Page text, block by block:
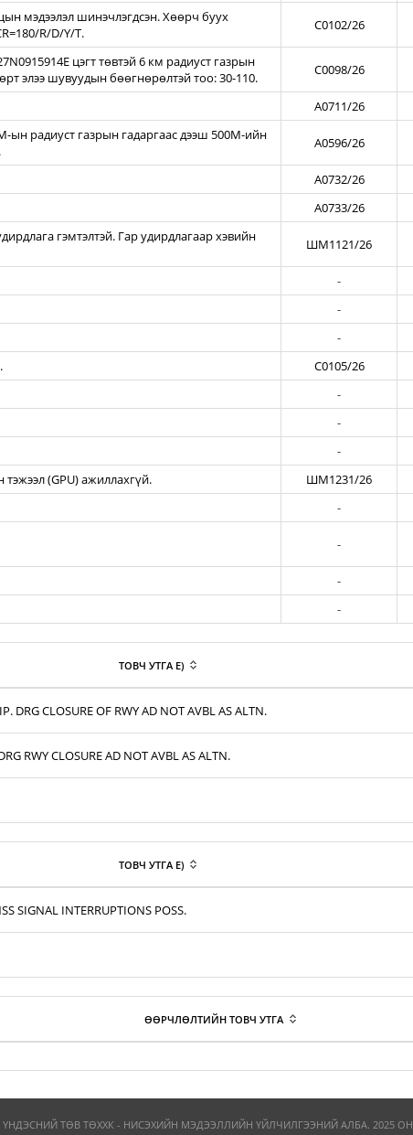
мэдээлэл шинэчлэгдсэн. Хөөрч буух
R/D/Y/T.
C0102/26
цэгт төвтэй 6 км радиуст газрын
элээ шувуудын бөөгнөрөлтэй тоо: 30-110.
C0098/26
A0711/26
ын радиуст газрын гадаргаас дээш 500М-ийн
A0596/26
A0732/26
A0733/26
гэмтэлтэй. Гар удирдлагаар хэвийн
ШМ1121/26
-
-
-
C0105/26
-
-
-
(GPU) ажиллахгүй. ШМ1231/26
-
-
-
-
ТОВЧ УТГА E)
DRG CLOSURE OF RWY AD NOT AVBL AS ALTN.
RWY CLOSURE AD NOT AVBL AS ALTN.
ТОВЧ УТГА E)
SIGNAL INTERRUPTIONS POSS.
ӨӨРЧЛӨЛТИЙН ТОВЧ УТГА
ТӨВ ТӨХХК - НИСЭХИЙН МЭДЭЭЛЛИЙН ҮЙЛЧИЛГЭЭНИЙ АЛБА. 2025 ОН